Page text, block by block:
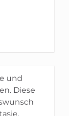
und
Diese